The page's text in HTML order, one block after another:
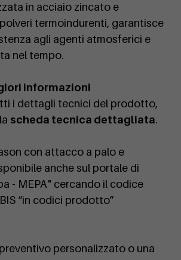
in acciaio zincato e
termoindurenti, garantisce
agli agenti atmosferici e
nel tempo.
informazioni
i dettagli tecnici del prodotto,
scheda tecnica dettagliata.
con attacco a palo e
anche sul portale di
- MEPA" cercando il codice
“in codici prodotto”
personalizzato o una